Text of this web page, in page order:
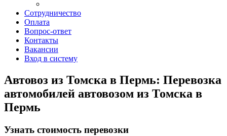
Сотрудничество
Оплата
Вопрос-ответ
Контакты
Вакансии
Вход в систему
Автовоз из Томска в Пермь: Перевозка
автомобилей автовозом из Томска в
Пермь
Узнать стоимость перевозки